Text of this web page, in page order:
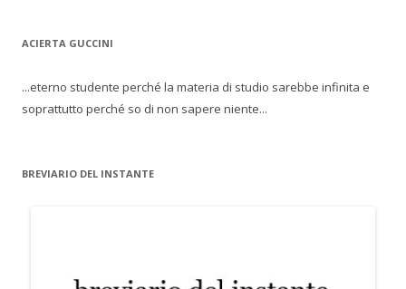
ACIERTA GUCCINI
...eterno studente perché la materia di studio sarebbe infinita e
soprattutto perché so di non sapere niente...
BREVIARIO DEL INSTANTE